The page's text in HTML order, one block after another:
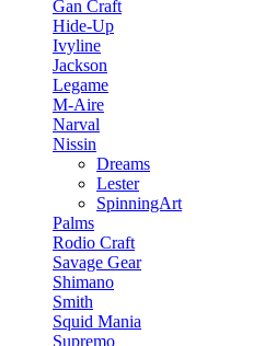
Gan Craft
Hide-Up
Ivyline
Jackson
Legame
M-Aire
Narval
Nissin
Dreams
Lester
SpinningArt
Palms
Rodio Craft
Savage Gear
Shimano
Smith
Squid Mania
Supremo